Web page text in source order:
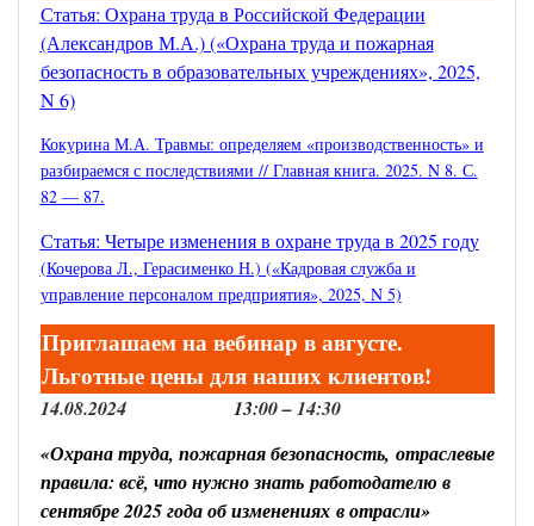
Статья: Охрана труда в Российской Федерации
(Александров М.А.) («Охрана труда и пожарная
безопасность в образовательных учреждениях», 2025,
N 6)
Кокурина М.А. Травмы: определяем «производственность» и
разбираемся с последствиями // Главная книга. 2025. N 8. С.
82 — 87.
Статья: Четыре изменения в охране труда в 2025 году
(Кочерова Л., Герасименко Н.) («Кадровая служба и
управление персоналом предприятия», 2025, N 5)
Приглашаем на вебинар в августе.
Льготные цены для наших клиентов!
14.08.202413:00 – 14:30
«Охрана труда, пожарная безопасность, отраслевые
правила: всё, что нужно знать работодателю в
сентябре 2025 года об изменениях в отрасли»